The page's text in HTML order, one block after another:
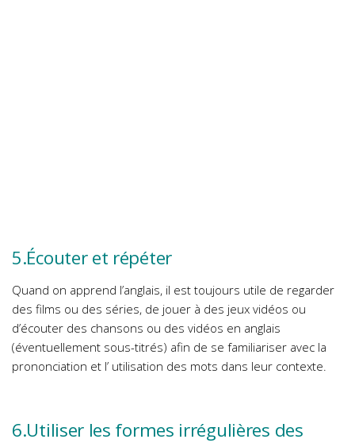
5.Écouter et répéter
Quand on apprend l’anglais, il est toujours utile de regarder
des films ou des séries, de jouer à des jeux vidéos ou
d’écouter des chansons ou des vidéos en anglais
(éventuellement sous-titrés) afin de se familiariser avec la
prononciation et l’ utilisation des mots dans leur contexte.
6.Utiliser les formes irrégulières des